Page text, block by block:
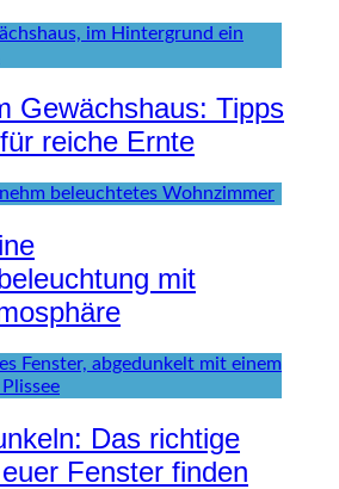
Gewächshaus: Tipps
reiche Ernte
mit
Das richtige
Fenster finden